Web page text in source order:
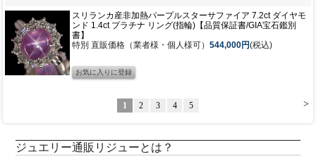
スリランカ産非加熱パープルスターサファイア 7.2ct ダイヤモ
ンド 1.4ct プラチナ リング(指輪)【品質保証書/GIA宝石鑑別
書】
特別 直販価格（業者様・個人様可） 544,000円(税込)
>
1 2 3 4 5
ジュエリー通販リジューとは？